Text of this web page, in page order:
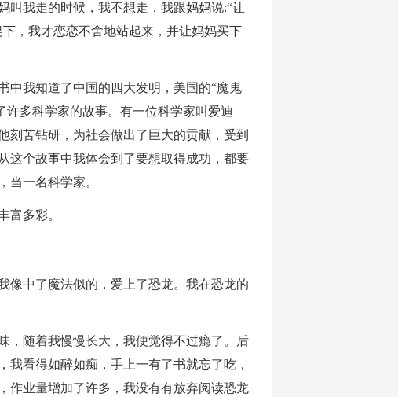
叫我走的时候，我不想走，我跟妈妈说:“让
，我才恋恋不舍地站起来，并让妈妈买下
中我知道了中国的四大发明，美国的“魔鬼
多科学家的故事。有一位科学家叫爱迪
苦钻研，为社会做出了巨大的贡献，受到
这个故事中我体会到了要想取得成功，都要
当一名科学家。
富多彩。
像中了魔法似的，爱上了恐龙。我在恐龙的
，随着我慢慢长大，我便觉得不过瘾了。后
看得如醉如痴，手上一有了书就忘了吃，
作业量增加了许多，我没有有放弃阅读恐龙